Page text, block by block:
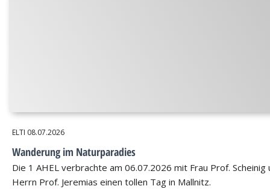
ELTI 08.07.2026
Wanderung im Naturparadies
Die 1 AHEL verbrachte am 06.07.2026 mit Frau Prof. Scheinig
Herrn Prof. Jeremias einen tollen Tag in Mallnitz.